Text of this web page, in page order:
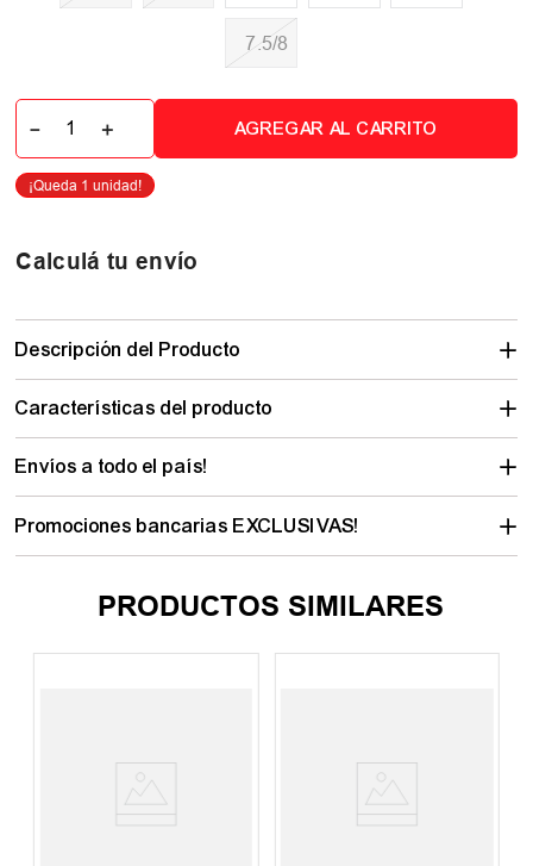
7.5/8
＋
－ AGREGAR AL CARRITO
Calculá tu envío
Descripción del Producto
Características del producto
Envíos a todo el país!
Promociones bancarias EXCLUSIVAS!
PRODUCTOS SIMILARES